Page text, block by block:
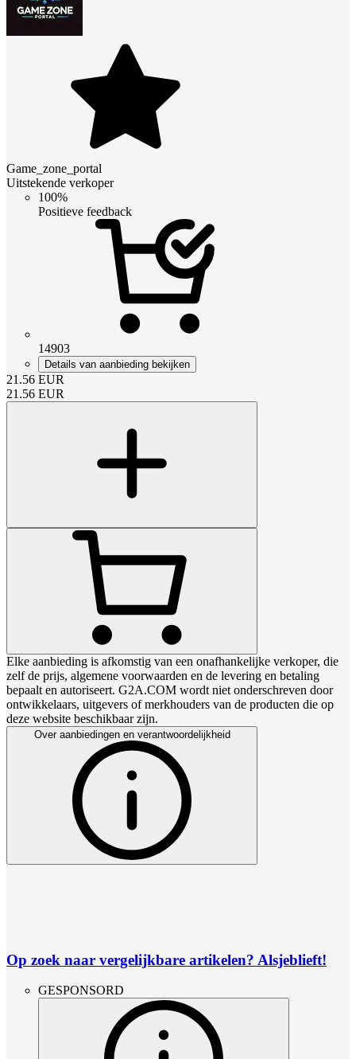
Game_zone_portal
Uitstekende verkoper
100%
Positieve feedback
14903
Details van aanbieding bekijken
21.56 EUR
21.56 EUR
Elke aanbieding is afkomstig van een onafhankelijke verkoper, die
zelf de prijs, algemene voorwaarden en de levering en betaling
bepaalt en autoriseert. G2A.COM wordt niet onderschreven door
ontwikkelaars, uitgevers of merkhouders van de producten die op
deze website beschikbaar zijn.
Over aanbiedingen en verantwoordelijkheid
Op zoek naar vergelijkbare artikelen? Alsjeblieft!
GESPONSORD